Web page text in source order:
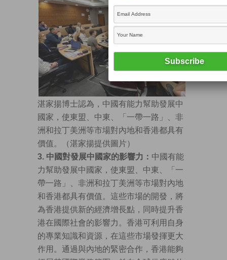
湛家揚博士認為，中國有能力幫助發展中
國家，使東盟、中東、「一帶一路」、非
洲和拉丁美洲等市場對內地和香港都具有
價值。（湛家揚提供圖片）
3. 中國對發展中國家的影響力： 中國有能
力幫助發展中國家，使東盟、中東、「一
帶一路」、非洲和拉丁美洲等市場對內地
和香港都具有價值。這些市場的開發，將
為香港提供新的經濟增長點，同時提升香
港在國際社會的影響力。香港可利用自身
的專業知識和資源，在這些市場發揮更大
作用。通過與內地的緊密合作，香港能夠